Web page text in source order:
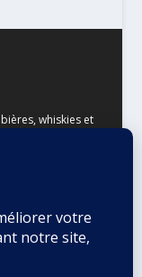
whiskies et
amateurs de